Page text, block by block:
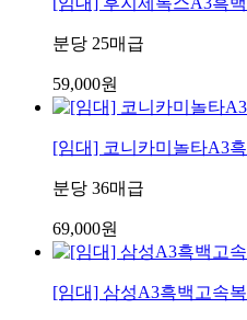
분당 25매급
59,000원
[임대] 코니카미놀타A3
분당 36매급
69,000원
[임대] 삼성A3흑백고속